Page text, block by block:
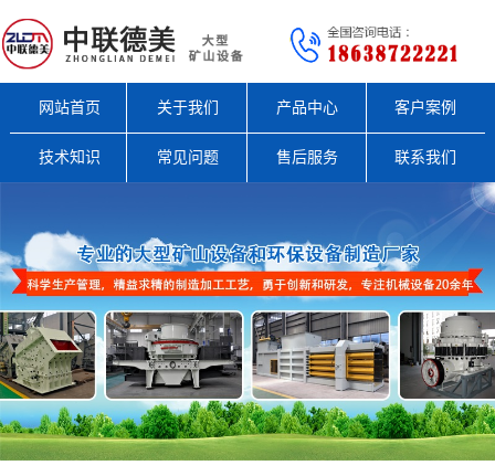
网站首页 关于我们 产品中心 客户案例
技术知识 常见问题 售后服务 联系我们